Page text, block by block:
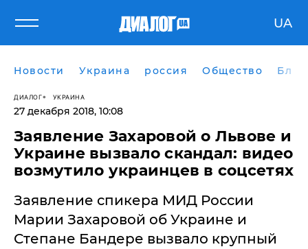
UA
Новости Украина россия Общество
ДИАЛОГ УКРАИНА
27 декабря 2018, 10:08
Заявление Захаровой о Львове и
Украине вызвало скандал: видео
возмутило украинцев в соцсетях
​Заявление спикера МИД России
Марии Захаровой об Украине и
Степане Бандере вызвало крупный